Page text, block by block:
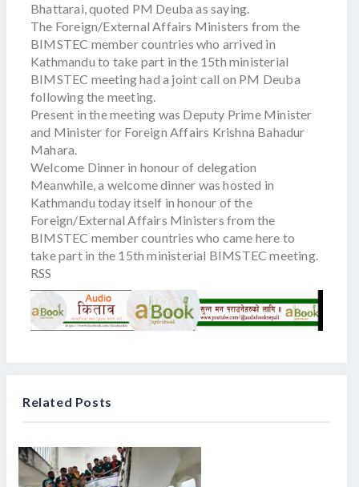
Bhattarai, quoted PM Deuba as saying.
The Foreign/External Affairs Ministers from the
BIMSTEC member countries who arrived in
Kathmandu to take part in the 15th ministerial
BIMSTEC meeting had a joint call on PM Deuba
following the meeting.
Present in the meeting was Deputy Prime Minister
and Minister for Foreign Affairs Krishna Bahadur
Mahara.
Welcome Dinner in honour of delegation
Meanwhile, a welcome dinner was hosted in
Kathmandu today itself in honour of the
Foreign/External Affairs Ministers from the
BIMSTEC member countries who came here to
take part in the 15th ministerial BIMSTEC meeting.
RSS
Related Posts